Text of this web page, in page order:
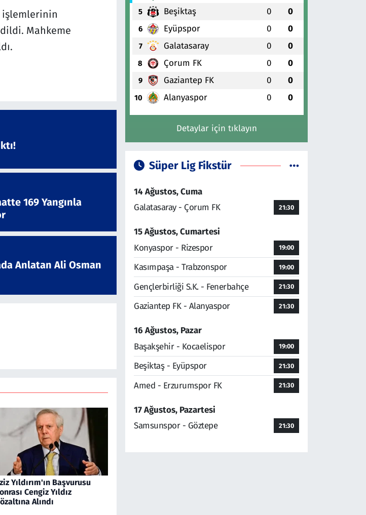
işlemlerinin
Mahkeme
169 Yangınla
Anlatan Ali Osman
Yıldırım'ın Başvurusu
Cengiz Yıldız
Alındı
5 Beşiktaş 0 0
6 Eyüpspor 0 0
7 Galatasaray 0 0
8 Çorum FK 0 0
9 Gaziantep FK 0 0
10 Alanyaspor 0 0
Detaylar için tıklayın
Süper Lig Fikstür
14 Ağustos, Cuma
Galatasaray - Çorum FK
21:30
15 Ağustos, Cumartesi
Konyaspor - Rizespor
19:00
Kasımpaşa - Trabzonspor 19:00
Gençlerbirliği S.K. - Fenerbahçe 21:30
Gaziantep FK - Alanyaspor 21:30
16 Ağustos, Pazar
Başakşehir - Kocaelispor
19:00
Beşiktaş - Eyüpspor 21:30
Amed - Erzurumspor FK 21:30
17 Ağustos, Pazartesi
Samsunspor - Göztepe
21:30